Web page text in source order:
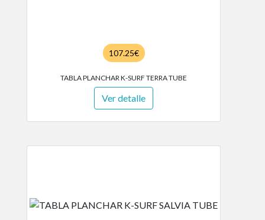
107.25€
TABLA PLANCHAR K-SURF TERRA TUBE
Ver detalle